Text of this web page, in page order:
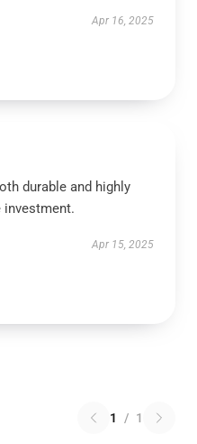
Apr 16, 2025
durable and highly
investment.
Apr 15, 2025
1 / 1